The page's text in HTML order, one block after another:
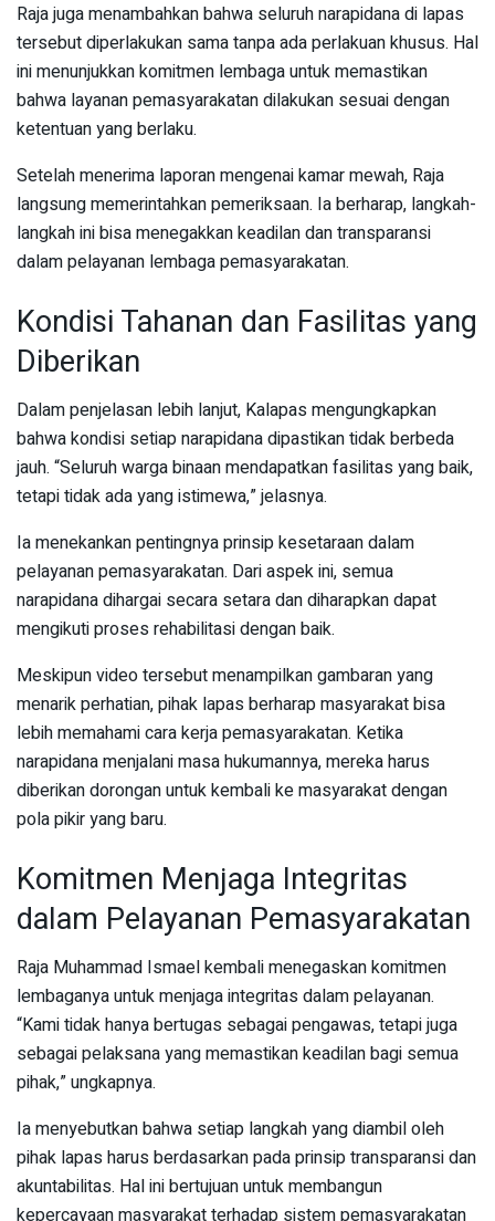
Raja juga menambahkan bahwa seluruh narapidana di lapas
tersebut diperlakukan sama tanpa ada perlakuan khusus. Hal
ini menunjukkan komitmen lembaga untuk memastikan
bahwa layanan pemasyarakatan dilakukan sesuai dengan
ketentuan yang berlaku.
Setelah menerima laporan mengenai kamar mewah, Raja
langsung memerintahkan pemeriksaan. Ia berharap, langkah-
langkah ini bisa menegakkan keadilan dan transparansi
dalam pelayanan lembaga pemasyarakatan.
Kondisi Tahanan dan Fasilitas yang
Diberikan
Dalam penjelasan lebih lanjut, Kalapas mengungkapkan
bahwa kondisi setiap narapidana dipastikan tidak berbeda
jauh. “Seluruh warga binaan mendapatkan fasilitas yang baik,
tetapi tidak ada yang istimewa,” jelasnya.
Ia menekankan pentingnya prinsip kesetaraan dalam
pelayanan pemasyarakatan. Dari aspek ini, semua
narapidana dihargai secara setara dan diharapkan dapat
mengikuti proses rehabilitasi dengan baik.
Meskipun video tersebut menampilkan gambaran yang
menarik perhatian, pihak lapas berharap masyarakat bisa
lebih memahami cara kerja pemasyarakatan. Ketika
narapidana menjalani masa hukumannya, mereka harus
diberikan dorongan untuk kembali ke masyarakat dengan
pola pikir yang baru.
Komitmen Menjaga Integritas
dalam Pelayanan Pemasyarakatan
Raja Muhammad Ismael kembali menegaskan komitmen
lembaganya untuk menjaga integritas dalam pelayanan.
“Kami tidak hanya bertugas sebagai pengawas, tetapi juga
sebagai pelaksana yang memastikan keadilan bagi semua
pihak,” ungkapnya.
Ia menyebutkan bahwa setiap langkah yang diambil oleh
pihak lapas harus berdasarkan pada prinsip transparansi dan
akuntabilitas. Hal ini bertujuan untuk membangun